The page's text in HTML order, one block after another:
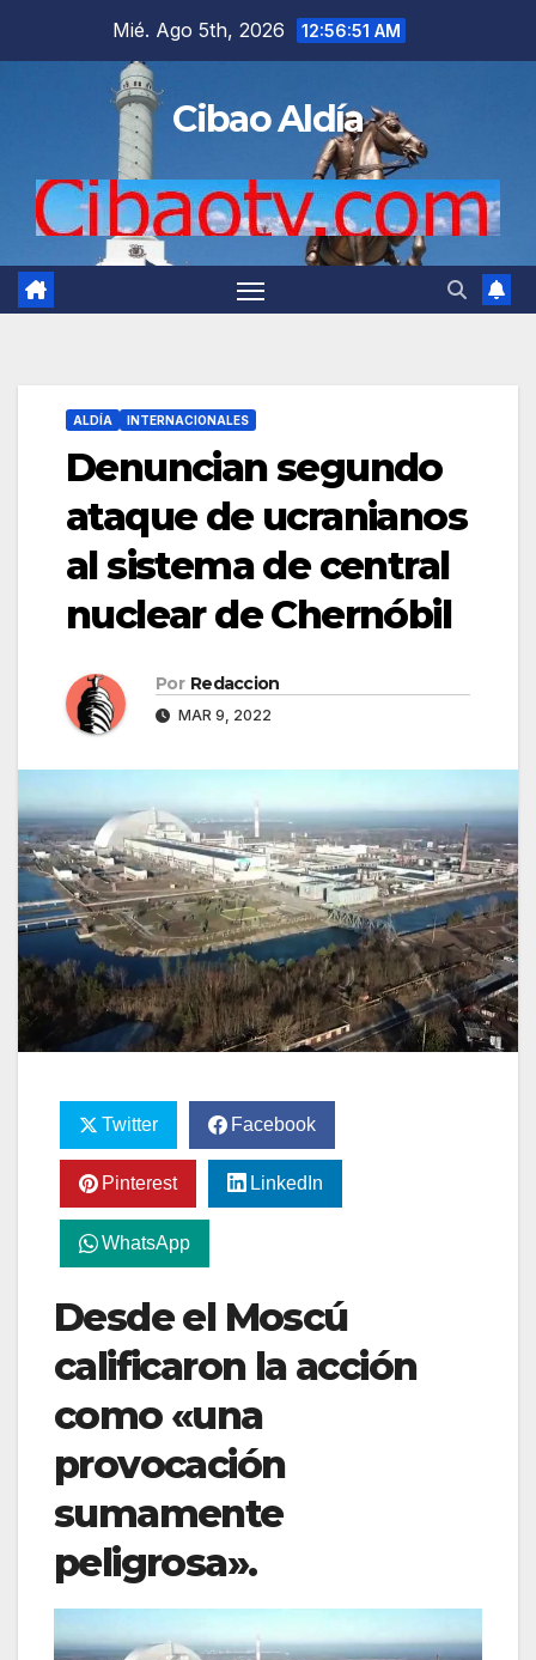
Mié. Ago 5th, 2026 12:56:52 AM
Cibao Aldía
ALDÍA INTERNACIONALES
Denuncian segundo
ataque de ucranianos
al sistema de central
nuclear de Chernóbil
Por Redaccion
MAR 9, 2022
Twitter Facebook
Pinterest LinkedIn
WhatsApp
Desde el Moscú
calificaron la acción
como «una
provocación
sumamente
peligrosa».